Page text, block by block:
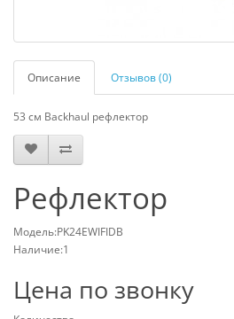
Описание Отзывов (0)
53 см Backhaul рефлектор
Рефлектор
Модель:PK24EWIFIDB
Наличие:1
Цена по звонку